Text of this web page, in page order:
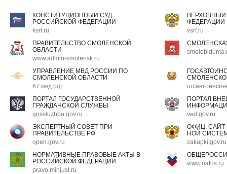
КОНСТИТУЦИОННЫЙ СУД
РОССИЙСКОЙ ФЕДЕРАЦИИ
ksrf.ru
ФЕДЕРАЦИИ
vsrf.ru
ПРАВИТЕЛЬСТВО СМОЛЕНСКОЙ
ОБЛАСТИ
www.admin-smolensk.ru
УПРАВЛЕНИЕ МВД РОССИИ ПО
СМОЛЕНСКОЙ ОБЛАСТИ
67.мвд.рф
ПОРТАЛ ГОСУДАРСТВЕННОЙ
ГРАЖДАНСКОЙ СЛУЖБЫ
gossluzhba.gov.ru
ПОРТАЛ
ved.gov.ru
ЭКСПЕРТНЫЙ СОВЕТ ПРИ
ПРАВИТЕЛЬСТВЕ РФ
open.gov.ru
ОФИЦ.
НОЙ
zakupki.gov.ru
НОРМАТИВНЫЕ ПРАВОВЫЕ АКТЫ В
РОССИЙСКОЙ ФЕДЕРАЦИИ
pravo.minjust.ru
www.oatos.ru